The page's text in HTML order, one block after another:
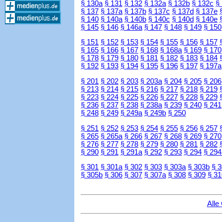
§ 130a § 131 § 132 § 132a § 132b § 132c §
§ 137 § 137a § 137b § 137c § 137d § 137e
§ 140 § 140a § 140b § 140c § 140d § 140e
§ 145 § 146 § 146a § 147 § 148 § 149 § 150
§ 151 § 152 § 153 § 154 § 155 § 156 § 157
§ 165 § 166 § 167 § 168 § 168a § 169 § 170
§ 178 § 179 § 180 § 181 § 182 § 183 § 184
§ 192 § 193 § 194 § 195 § 196 § 197 § 197a
§ 201 § 202 § 203 § 203a § 204 § 205 § 206
§ 213 § 214 § 215 § 216 § 217 § 218 § 219
§ 223 § 224 § 225 § 226 § 227 § 228 § 229
§ 236 § 237 § 238 § 238a § 239 § 240 § 241
§ 248 § 249 § 249a § 249b § 250
§ 251 § 252 § 253 § 254 § 255 § 256 § 257
§ 265 § 265a § 266 § 267 § 268 § 269 § 270
§ 276 § 277 § 278 § 279 § 280 § 281 § 282
§ 290 § 291 § 291a § 292 § 293 § 294 §
§ 301 § 301a § 302 § 303 § 303a § 303b §
§ 305b § 306 § 307 § 307a § 308 § 309 §
Alle